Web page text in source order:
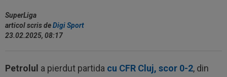
SuperLiga
articol scris deDigi Sport
23.02.2025, 08:17
Petrolul a pierdut partida cu CFR Cluj, scor 0-2, din